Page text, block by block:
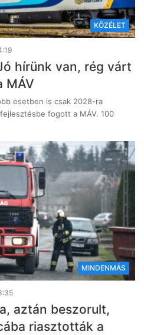
KÖZÉLET
hírünk van, rég várt
MÁV
esetben is csak 2028-ra
fogott a MÁV. 100
MINDENMÁS
aztán beszorult,
riasztották a